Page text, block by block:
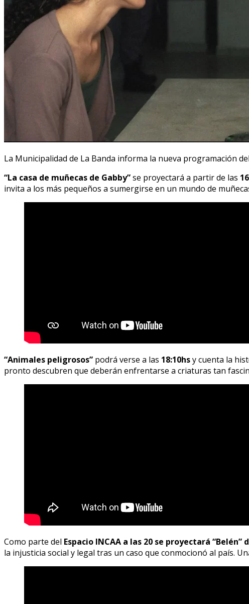
La Municipalidad de La Banda informa la nueva programación
“La casa de muñecas de Gabby”se proyectará a partir de las
invita a los más pequeños a sumergirse en un mundo de
“Animales peligrosos” podrá verse a las 18:10hsy cuenta la
pronto descubren que deberán enfrentarse a criaturas tan
Como parte del Espacio INCAA a las 20 se proyectará “Belén”
la injusticia social y legal tras un caso que conmocionó al país.